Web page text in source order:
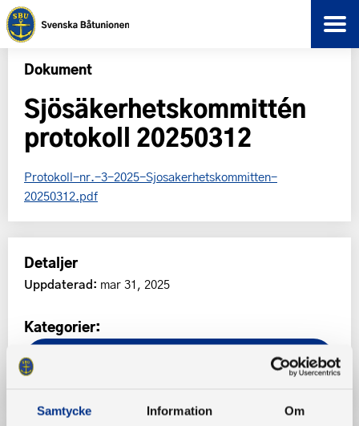
Samtycke Information Om
Dokument
Sjösäkerhetskommittén
protokoll 20250312
Protokoll-nr.-3-2025-Sjosakerhetskommitten-
20250312.pdf
Detaljer
Uppdaterad: mar 31, 2025
Kategorier:
Sjösäkerhetskommittén protokoll